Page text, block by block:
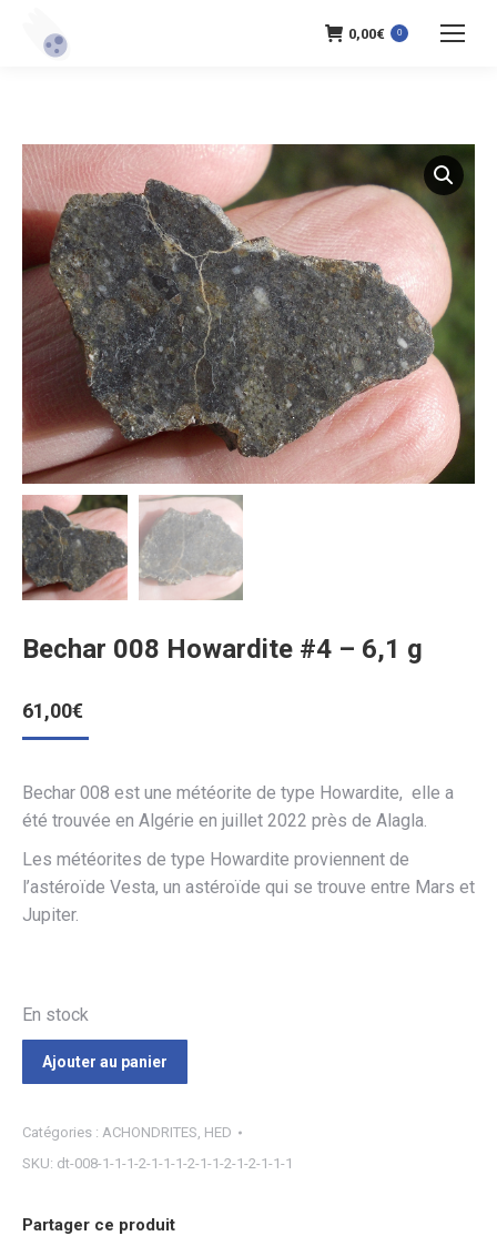
0,00€ 0
Bechar 008 Howardite #4 – 6,1 g
61,00€
Bechar 008 est une météorite de type Howardite, elle a
été trouvée en Algérie en juillet 2022 près de Alagla.
Les météorites de type Howardite proviennent de
l’astéroïde Vesta, un astéroïde qui se trouve entre Mars et
Jupiter.
En stock
Ajouter au panier
Catégories : ACHONDRITES HED
SKU: dt-008-1-1-1-2-1-1-1-2-1-1-2-1-2-1-1-1
Partager ce produit